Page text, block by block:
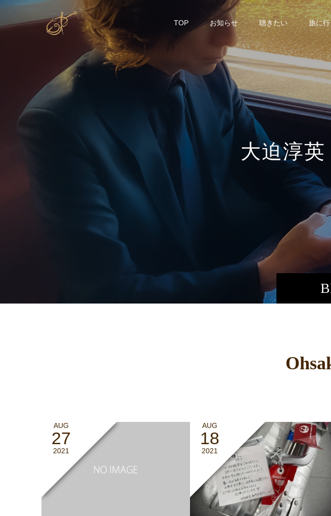
TOP お知らせ 聴きたい 旅に
大迫淳英
AUG
27
2021
AUG
18
2021